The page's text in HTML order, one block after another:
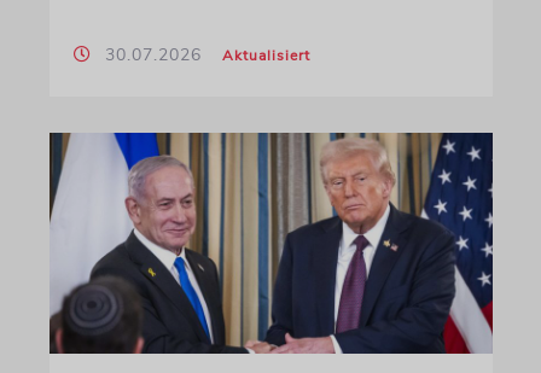
30.07.2026 Aktualisiert